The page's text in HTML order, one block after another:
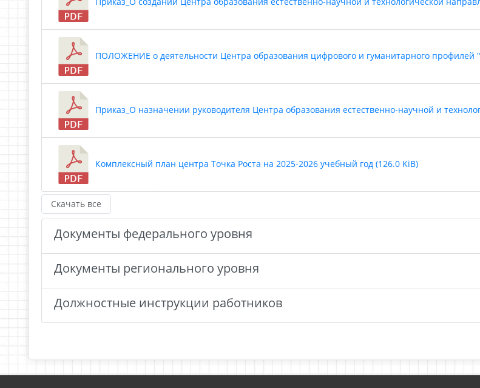
ПОЛОЖЕНИЕ о деятельности Центра образования цифрового и гуманитарного профилей
Приказ_О назначении руководителя Центра образования естественно-научной и
Комплексный план центра Точка Роста на 2025-2026 учебный год (126.0 KiB)
Скачать все
Документы федерального уровня
Документы регионального уровня
Должностные инструкции работников